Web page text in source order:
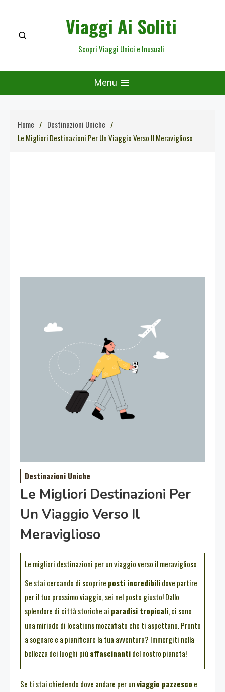
content
Viaggi Ai Soliti
Scopri Viaggi Unici e Inusuali
Menu
Home
Destinazioni Uniche
Le Migliori Destinazioni Per Un Viaggio Verso Il Meraviglioso
Destinazioni Uniche
Le Migliori Destinazioni Per
Un Viaggio Verso Il
Meraviglioso
Le migliori destinazioni per un viaggio verso il meraviglioso
Se stai cercando di scoprire posti incredibilidove partire
per il tuo prossimo viaggio, sei nel posto giusto! Dallo
splendore di città storiche ai paradisi tropicali, ci sono
una miriade di locations mozzafiato che ti aspettano. Pronto
a sognare e a pianificare la tua avventura? Immergiti nella
bellezza dei luoghi più affascinantidel nostro pianeta!
Se ti stai chiedendo dove andare per unviaggio pazzesco e